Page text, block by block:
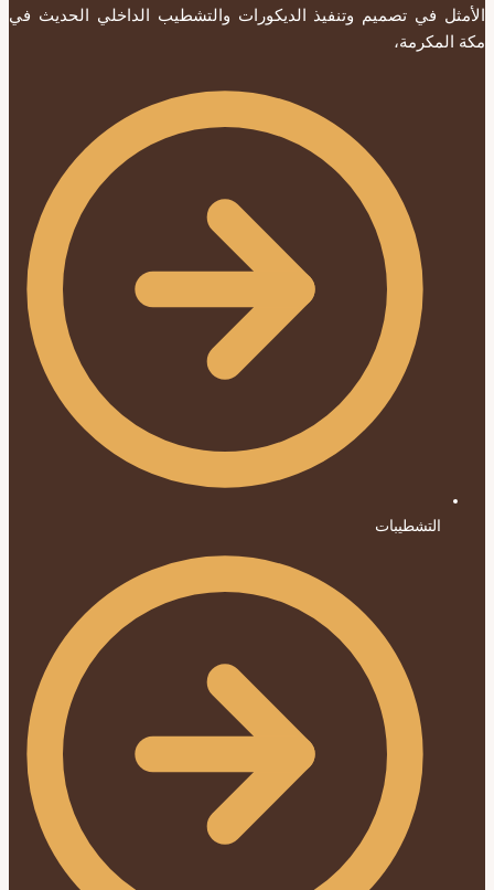
الأمثل في تصميم وتنفيذ الديكورات والتشطيب الداخلي الحديث في
مكة المكرمة،
التشطيبات